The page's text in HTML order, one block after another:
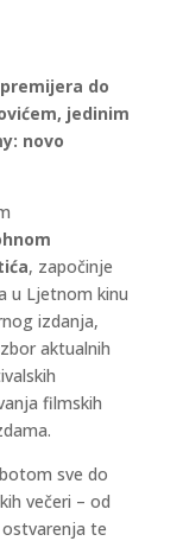
do
jedinim
novo
, započinje
u Ljetnom kinu
izdanja,
aktualnih
filmskih
sve do
večeri – od
te